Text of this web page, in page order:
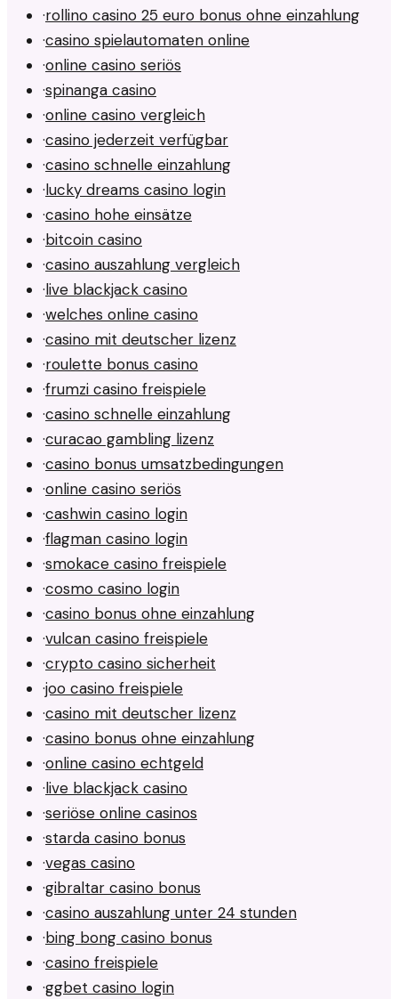
·rollino casino 25 euro bonus ohne einzahlung
·casino spielautomaten online
·online casino seriös
·spinanga casino
·online casino vergleich
·casino jederzeit verfügbar
·casino schnelle einzahlung
·lucky dreams casino login
·casino hohe einsätze
·bitcoin casino
·casino auszahlung vergleich
·live blackjack casino
·welches online casino
·casino mit deutscher lizenz
·roulette bonus casino
·frumzi casino freispiele
·casino schnelle einzahlung
·curacao gambling lizenz
·casino bonus umsatzbedingungen
·online casino seriös
·cashwin casino login
·flagman casino login
·smokace casino freispiele
·cosmo casino login
·casino bonus ohne einzahlung
·vulcan casino freispiele
·crypto casino sicherheit
·joo casino freispiele
·casino mit deutscher lizenz
·casino bonus ohne einzahlung
·online casino echtgeld
·live blackjack casino
·seriöse online casinos
·starda casino bonus
·vegas casino
·gibraltar casino bonus
·casino auszahlung unter 24 stunden
·bing bong casino bonus
·casino freispiele
·ggbet casino login